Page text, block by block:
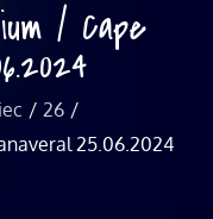
/ Cape
26
25.06.2024